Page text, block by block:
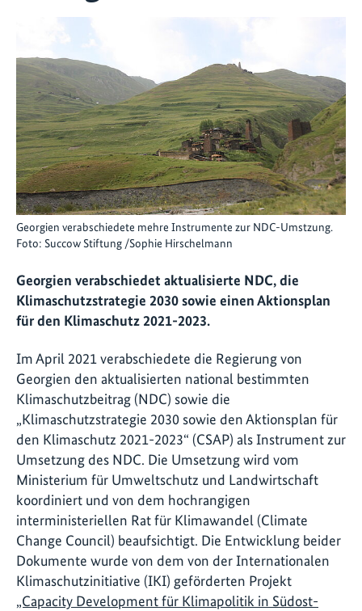
Georgien verabschiedete mehre Instrumente zur NDC-Umstzung.
Foto: Succow Stiftung /Sophie Hirschelmann
Georgien verabschiedet aktualisierte NDC, die
Klimaschutzstrategie 2030 sowie einen Aktionsplan
für den Klimaschutz 2021-2023.
Im April 2021 verabschiedete die Regierung von
Georgien den aktualisierten national bestimmten
Klimaschutzbeitrag (NDC) sowie die
„Klimaschutzstrategie 2030 sowie den Aktionsplan für
den Klimaschutz 2021-2023“ (CSAP) als Instrument zur
Umsetzung des NDC. Die Umsetzung wird vom
Ministerium für Umweltschutz und Landwirtschaft
koordiniert und von dem hochrangigen
interministeriellen Rat für Klimawandel (Climate
Change Council) beaufsichtigt. Die Entwicklung beider
Dokumente wurde von dem von der Internationalen
Klimaschutzinitiative (IKI) geförderten Projekt
„Capacity Development für Klimapolitik in Südost-